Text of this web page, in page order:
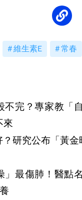
維生素E 常春
不完？專家教「
來
究公布「黃金時間」
」最傷肺！醫點